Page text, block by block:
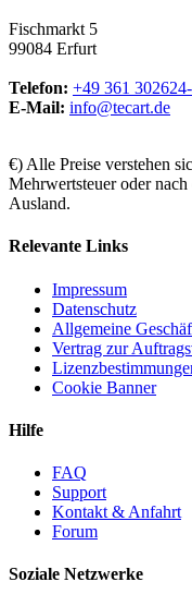
Fischmarkt 5
99084 Erfurt
Telefon: +49 361
E-Mail: info@tecart.de
€) Alle Preise verstehen
Mehrwertsteuer oder
Ausland.
Relevante Links
Impressum
Datenschutz
Allgemeine
Vertrag zur
Cookie Banner
Hilfe
FAQ
Support
Kontakt & Anfahrt
Forum
Soziale Netzwerke